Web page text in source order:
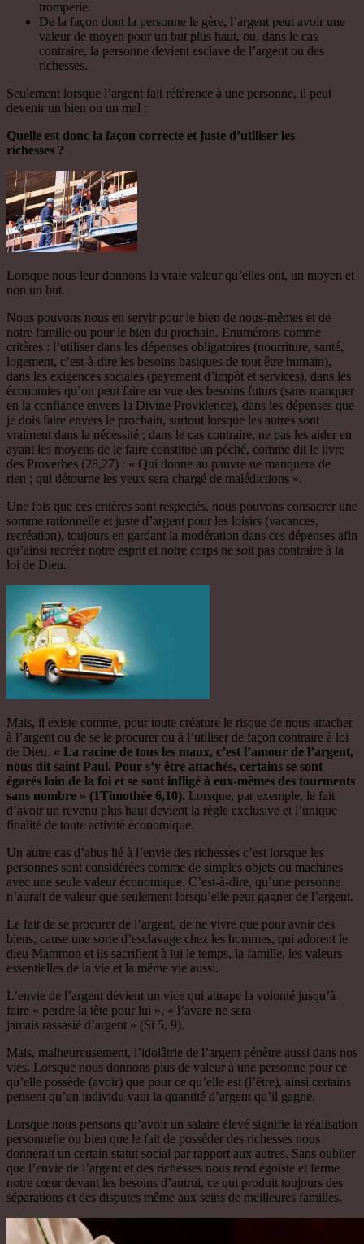
tromperie.
De la façon dont la personne le gère, l’argent peut avoir une
valeur de moyen pour un but plus haut, ou, dans le cas
contraire, la personne devient esclave de l’argent ou des
richesses.
Seulement lorsque l’argent fait référence à une personne, il peut
devenir un bien ou un mal :
Quelle est donc la façon correcte et juste d’utiliser les
richesses ?
Lorsque nous leur donnons la vraie valeur qu’elles ont, un moyen et
non un but.
Nous pouvons nous en servir pour le bien de nous-mêmes et de
notre famille ou pour le bien du prochain. Enumérons comme
critères : l’utiliser dans les dépenses obligatoires (nourriture, santé,
logement, c’est-à-dire les besoins basiques de tout être humain),
dans les exigences sociales (payement d’impôt et services), dans les
économies qu’on peut faire en vue des besoins futurs (sans manquer
en la confiance envers la Divine Providence), dans les dépenses que
je dois faire envers le prochain, surtout lorsque les autres sont
vraiment dans la nécessité ; dans le cas contraire, ne pas les aider en
ayant les moyens de le faire constitue un péché, comme dit le livre
des Proverbes (28,27) : « Qui donne au pauvre ne manquera de
rien ; qui détourne les yeux sera chargé de malédictions ».
Une fois que ces critères sont respectés, nous pouvons consacrer une
somme rationnelle et juste d’argent pour les loisirs (vacances,
recréation), toujours en gardant la modération dans ces dépenses afin
qu’ainsi recréer notre esprit et notre corps ne soit pas contraire à la
loi de Dieu.
Mais, il existe comme, pour toute créature le risque de nous attacher
à l’argent ou de se le procurer ou à l’utiliser de façon contraire à loi
de Dieu. « La racine de tous les maux, c’est l’amour de l’argent,
nous dit saint Paul. Pour s’y être attachés, certains se sont
égarés loin de la foi et se sont infligé à eux-mêmes des tourments
sans nombre » (1Timothée 6,10). Lorsque, par exemple, le fait
d’avoir un revenu plus haut devient la règle exclusive et l’unique
finalité de toute activité économique.
Un autre cas d’abus lié à l’envie des richesses c’est lorsque les
personnes sont considérées comme de simples objets ou machines
avec une seule valeur économique. C’est-à-dire, qu’une personne
n’aurait de valeur que seulement lorsqu’elle peut gagner de l’argent.
Le fait de se procurer de l’argent, de ne vivre que pour avoir des
biens, cause une sorte d’esclavage chez les hommes, qui adorent le
dieu Mammon et ils sacrifient à lui le temps, la famille, les valeurs
essentielles de la vie et la même vie aussi.
L’envie de l’argent devient un vice qui attrape la volonté jusqu’à
faire « perdre la tête pour lui », « l’avare ne sera
jamais rassasié d’argent » (Si 5, 9).
Mais, malheureusement, l’idolâtrie de l’argent pénètre aussi dans nos
vies. Lorsque nous donnons plus de valeur à une personne pour ce
qu’elle possède (avoir) que pour ce qu’elle est (l’être), ainsi certains
pensent qu’un individu vaut la quantité d’argent qu’il gagne.
Lorsque nous pensons qu’avoir un salaire élevé signifie la réalisation
personnelle ou bien que le fait de posséder des richesses nous
donnerait un certain statut social par rapport aux autres. Sans oublier
que l’envie de l’argent et des richesses nous rend égoïste et ferme
notre cœur devant les besoins d’autrui, ce qui produit toujours des
séparations et des disputes même aux seins de meilleures familles.